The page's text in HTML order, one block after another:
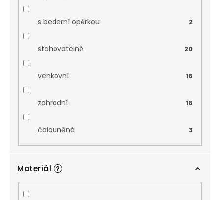
s bederní opěrkou 2
stohovatelné 20
venkovní 16
zahradní 16
čalouněné 3
Materiál ?